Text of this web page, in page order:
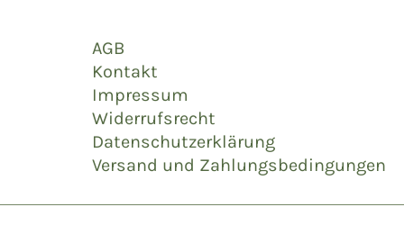
AGB
Kontakt
Impressum
Widerrufsrecht
Datenschutzerklärung
Versand und Zahlungsbedingungen